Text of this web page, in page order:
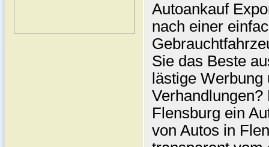
Autoankauf
nach einer
Sie das Beste
lästige
Flensburg ein
von Autos in